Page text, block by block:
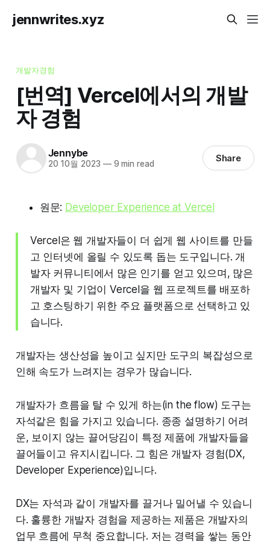
jennwrites.xyz
개발자경험
[번역] Vercel에서의 개발
자 경험
Jennybe
20 10월 2023 —9 min read Share
원문: Developer Experience at Vercel
Vercel은 웹 개발자들이 더 쉽게 웹 사이트를 만들
고 인터넷에 올릴 수 있도록 돕는 도구입니다. 개
발자 커뮤니티에서 많은 인기를 얻고 있으며, 많은
개발자 및 기업이 Vercel을 웹 프로젝트를 배포하
고 호스팅하기 위한 주요 플랫폼으로 선택하고 있
습니다.
개발자는 생산성을 높이고 싶지만 도구의 복잡성으로
인해 속도가 느려지는 경우가 많습니다.
개발자가 흐름을 탈 수 있게 하는(in the flow) 도구는
자석같은 힘을 가지고 있습니다. 종종 설명하기 어려
운, 보이지 않는 끌어당김이 특정 제품에 개발자들을
끌어들이고 유지시킵니다. 그 힘은 개발자 경험(DX,
Developer Experience)입니다.
DX는 자석과 같이 개발자를 끌거나 밀어낼 수 있습니
다. 훌륭한 개발자 경험을 제공하는 제품은 개발자의
업무 흐름에 무척 중요합니다. 저는 경력을 쌓는 동안